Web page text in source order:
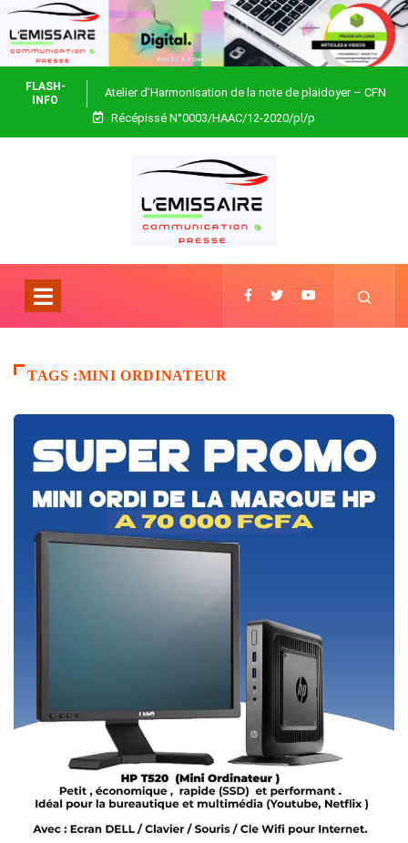
FLASH-
INFO
Atelier d’Harmonisation de la note de plaidoyer – CFN
Togo
Récépissé N°0003/HAAC/12-2020/pl/p
TAGS :MINI ORDINATEUR